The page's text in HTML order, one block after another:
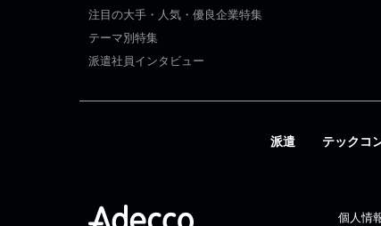
注目の大手・人気・優良企業特集
テーマ別特集
派遣社員インタビュー
派遣 テックコ
個人情